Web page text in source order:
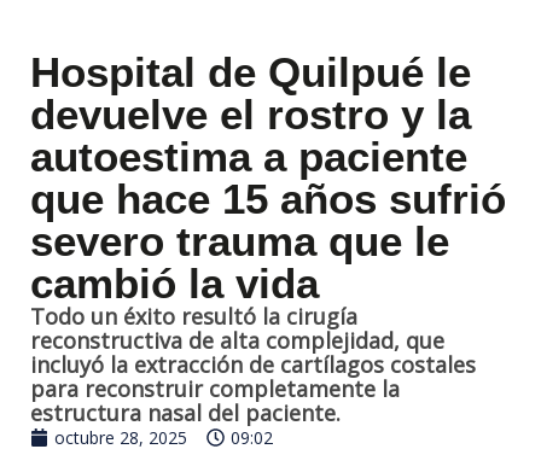
Hospital de Quilpué le
devuelve el rostro y la
autoestima a paciente
que hace 15 años sufrió
severo trauma que le
cambió la vida
Todo un éxito resultó la cirugía
reconstructiva de alta complejidad, que
incluyó la extracción de cartílagos costales
para reconstruir completamente la
estructura nasal del paciente.
octubre 28, 2025 09:02